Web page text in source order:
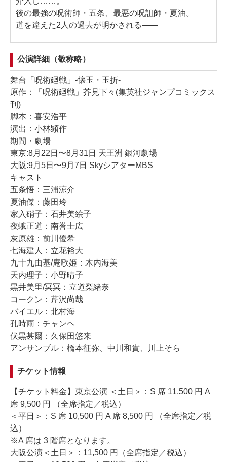
後の最強の呪術師・五条、最悪の呪詛師・夏油。
道を違えた2人の過去が明かされる――
公演詳細（敬称略）
舞台「呪術廻戦」-懐玉・玉折-
原作：「呪術廻戦」芥見下々(集英社ジャンプコミックス
刊)
脚本：喜安浩平
演出：小林顕作
期間・劇場
東京:8月22日〜8月31日 天王洲 銀河劇場
大阪:9月5日〜9月7日 SkyシアターMBS
キャスト
五条悟：三浦涼介
夏油傑：藤田玲
家入硝子：石井美絵子
夜蛾正道：南誉士広
灰原雄：前川優希
七海建人：立花裕大
九十九由基/庵歌姫：木内海美
天内理子：小野晴子
黒井美里/冥冥：立道梨緒奈
コークン：芹沢尚哉
バイエル：北村海
孔時雨：チャンヘ
伏黒甚爾：久保田悠来
アンサンブル：橋本征弥、中川和貴、川上そら
チケット情報
【チケット料金】東京公演 ＜土日＞：S 席 11,500 円 A
席 9,500 円 （全席指定／税込）
＜平日＞：S 席 10,500 円 A 席 8,500 円 （全席指定／税
込）
※A 席は 3 階席となります。
大阪公演＜土日＞：11,500 円（全席指定／税込）